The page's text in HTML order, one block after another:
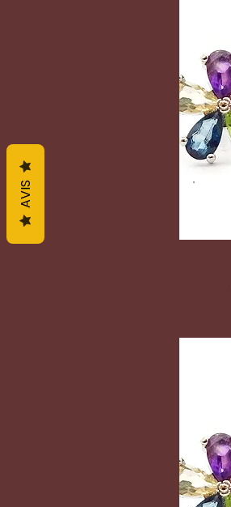
AVIS